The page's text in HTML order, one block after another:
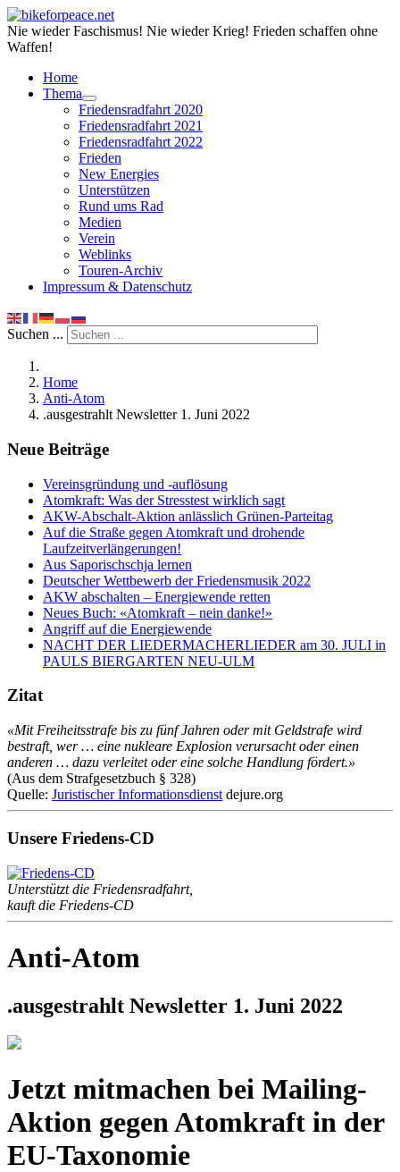
Nie wieder Faschismus! Nie wieder Krieg! Frieden schaffen ohne
Waffen!
Home
Thema
Friedensradfahrt 2020
Friedensradfahrt 2021
Friedensradfahrt 2022
Frieden
New Energies
Unterstützen
Rund ums Rad
Medien
Verein
Weblinks
Touren-Archiv
Impressum & Datenschutz
Suchen ...
Home
Anti-Atom
.ausgestrahlt Newsletter 1. Juni 2022
Neue Beiträge
Vereinsgründung und -auflösung
Atomkraft: Was der Stresstest wirklich sagt
AKW-Abschalt-Aktion anlässlich Grünen-Parteitag
Auf die Straße gegen Atomkraft und drohende
Laufzeitverlängerungen!
Aus Saporischschja lernen
Deutscher Wettbewerb der Friedensmusik 2022
AKW abschalten – Energiewende retten
Neues Buch: «Atomkraft – nein danke!»
Angriff auf die Energiewende
NACHT DER LIEDERMACHERLIEDER am 30. JULI in
PAULS BIERGARTEN NEU-ULM
Zitat
«Mit Freiheitsstrafe bis zu fünf Jahren oder mit Geldstrafe wird
bestraft, wer … eine nukleare Explosion verursacht oder einen
anderen … dazu verleitet oder eine solche Handlung fördert.»
(Aus dem Strafgesetzbuch § 328)
Quelle: Juristischer Informationsdienst dejure.org
Unsere Friedens-CD
Unterstützt die Friedensradfahrt,
kauft die Friedens-CD
Anti-Atom
.ausgestrahlt Newsletter 1. Juni 2022
Jetzt mitmachen bei Mailing-
Aktion gegen Atomkraft in der
EU-Taxonomie